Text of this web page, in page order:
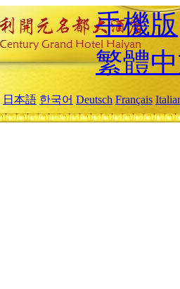
手機版
繁體
日本語 한국어 Deutsch Français